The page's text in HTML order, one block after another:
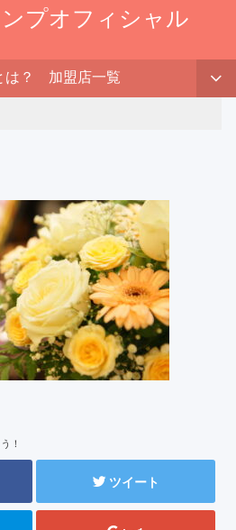
プオフィシャル
？ 加盟店一覧
！
ツイート